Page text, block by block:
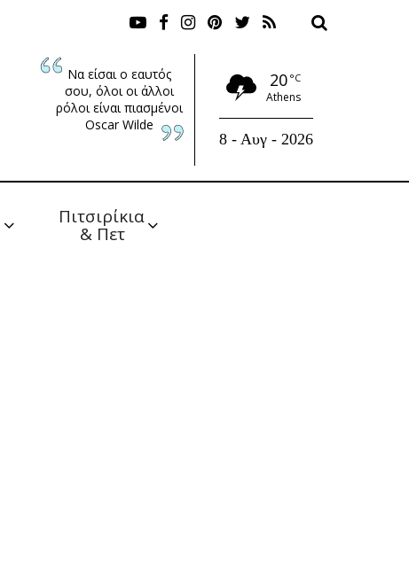
Να είσαι ο εαυτός
σου, όλοι οι άλλοι
ρόλοι είναι πιασμένοι
Oscar Wilde
20 °C
Athens
8 - Αυγ - 2026
Πιτσιρίκια
& Πετ